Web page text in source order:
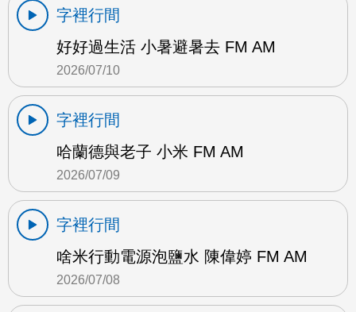
字裡行間
好好過生活 小暑避暑去 FM AM
2026/07/10
字裡行間
哈蘭德與老子 小米 FM AM
2026/07/09
字裡行間
啥米行動電源泡鹽水 陳偉婷 FM AM
2026/07/08